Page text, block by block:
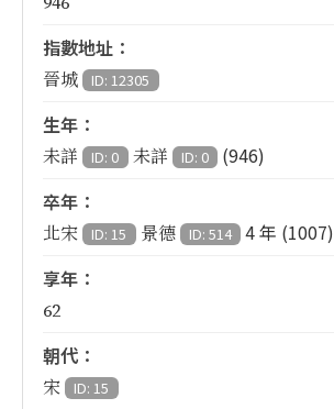
指數地址：
晉城 ID: 12305
生年：
未詳 ID: 0 未詳 ID: 0
(946)
卒年：
北宋 ID: 15 景德 ID: 514
4 年 (1007)
享年：
62
朝代：
宋 ID: 15